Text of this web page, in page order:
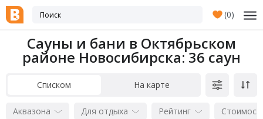
(0)
Сауны и бани в Октябрьском
районе Новосибирска: 36 саун
Списком На карте
Аквазона Для отдыха Рейтинг